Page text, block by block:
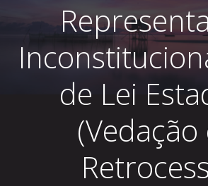
de Lei
(Vedação